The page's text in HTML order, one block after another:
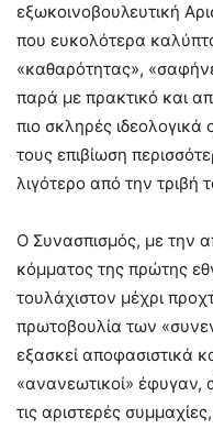
εξωκοινοβουλευτική
που ευκολότερα
«καθαρότητας»,
παρά με πρακτικό και
πιο σκληρές ιδεολογικά
τους επιβίωση
λιγότερο από την τριβή
Ο Συνασπισμός, με την
κόμματος της πρώτης
τουλάχιστον μέχρι
πρωτοβουλία των
εξασκεί αποφασιστικά
«ανανεωτικοί» έφυγαν,
τις αριστερές